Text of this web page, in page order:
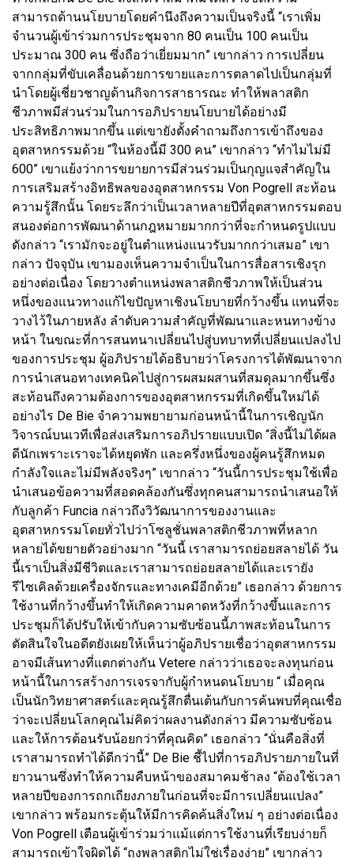
สามารถด้านนโยบายโดยคำนึงถึงความเป็นจริงนี้ “เราเพิ่ม
จำนวนผู้เข้าร่วมการประชุมจาก 80 คนเป็น 100 คนเป็น
ประมาณ 300 คน ซึ่งถือว่าเยี่ยมมาก” เขากล่าว การเปลี่ยน
จากกลุ่มที่ขับเคลื่อนด้วยการขายและการตลาดไปเป็นกลุ่มที่
นำโดยผู้เชี่ยวชาญด้านกิจการสาธารณะ ทำให้พลาสติก
ชีวภาพมีส่วนร่วมในการอภิปรายนโยบายได้อย่างมี
ประสิทธิภาพมากขึ้น แต่เขายังตั้งคำถามถึงการเข้าถึงของ
อุตสาหกรรมด้วย “ในห้องนี้มี 300 คน” เขากล่าว “ทำไมไม่มี
600” เขาแย้งว่าการขยายการมีส่วนร่วมเป็นกุญแจสำคัญใน
การเสริมสร้างอิทธิพลของอุตสาหกรรม Von Pogrell สะท้อน
ความรู้สึกนั้น โดยระลึกว่าเป็นเวลาหลายปีที่อุตสาหกรรมตอบ
สนองต่อการพัฒนาด้านกฎหมายมากกว่าที่จะกำหนดรูปแบบ
ดังกล่าว “เรามักจะอยู่ในตำแหน่งแนวรับมากกว่าเสมอ” เขา
กล่าว ปัจจุบัน เขามองเห็นความจำเป็นในการสื่อสารเชิงรุก
อย่างต่อเนื่อง โดยวางตำแหน่งพลาสติกชีวภาพให้เป็นส่วน
หนึ่งของแนวทางแก้ไขปัญหาเชิงนโยบายที่กว้างขึ้น แทนที่จะ
วางไว้ในภายหลัง ลำดับความสำคัญที่พัฒนาและหนทางข้าง
หน้า ในขณะที่การสนทนาเปลี่ยนไปสู่บทบาทที่เปลี่ยนแปลงไป
ของการประชุม ผู้อภิปรายได้อธิบายว่าโครงการได้พัฒนาจาก
การนำเสนอทางเทคนิคไปสู่การผสมผสานที่สมดุลมากขึ้นซึ่ง
สะท้อนถึงความต้องการของอุตสาหกรรมที่เกิดขึ้นใหม่ได้
อย่างไร De Bie จำความพยายามก่อนหน้านี้ในการเชิญนัก
วิจารณ์บนเวทีเพื่อส่งเสริมการอภิปรายแบบเปิด “สิ่งนี้ไม่ได้ผล
ดีนักเพราะเราจะได้หยุดพัก และครึ่งหนึ่งของผู้คนรู้สึกหมด
กำลังใจและไม่มีพลังจริงๆ” เขากล่าว “วันนี้การประชุมใช้เพื่อ
นำเสนอข้อความที่สอดคล้องกันซึ่งทุกคนสามารถนำเสนอให้
กับลูกค้า Funcia กล่าวถึงวิวัฒนาการของงานและ
อุตสาหกรรมโดยทั่วไปว่าโซลูชั่นพลาสติกชีวภาพที่หลาก
หลายได้ขยายตัวอย่างมาก “วันนี้ เราสามารถย่อยสลายได้ วัน
นี้เราเป็นสิ่งมีชีวิตและเราสามารถย่อยสลายได้และเรายัง
รีไซเคิลด้วยเครื่องจักรและทางเคมีอีกด้วย” เธอกล่าว ด้วยการ
ใช้งานที่กว้างขึ้นทำให้เกิดความคาดหวังที่กว้างขึ้นและการ
ประชุมก็ได้ปรับให้เข้ากับความซับซ้อนนี้ภาพสะท้อนในการ
ตัดสินใจในอดีตยังเผยให้เห็นว่าผู้อภิปรายเชื่อว่าอุตสาหกรรม
อาจมีเส้นทางที่แตกต่างกัน Vetere กล่าวว่าเธอจะลงทุนก่อน
หน้านี้ในการสร้างการเจรจากับผู้กำหนดนโยบาย “ เมื่อคุณ
เป็นนักวิทยาศาสตร์และคุณรู้สึกตื่นเต้นกับการค้นพบที่คุณเชื่อ
ว่าจะเปลี่ยนโลกคุณไม่คิดว่าผลงานดังกล่าว มีความซับซ้อน
และให้การต้อนรับน้อยกว่าที่คุณคิด” เธอกล่าว “นั่นคือสิ่งที่
เราสามารถทำได้ดีกว่านี้” De Bie ชี้ไปที่การอภิปรายภายในที่
ยาวนานซึ่งทำให้ความคืบหน้าของสมาคมช้าลง “ต้องใช้เวลา
หลายปีของการถกเถียงภายในก่อนที่จะมีการเปลี่ยนแปลง”
เขากล่าว พร้อมกระตุ้นให้มีการคิดค้นสิ่งใหม่ ๆ อย่างต่อเนื่อง
Von Pogrell เตือนผู้เข้าร่วมว่าแม้แต่การใช้งานที่เรียบง่ายก็
สามารถเข้าใจผิดได้ “ถุงพลาสติกไม่ใช่เรื่องง่าย” เขากล่าว